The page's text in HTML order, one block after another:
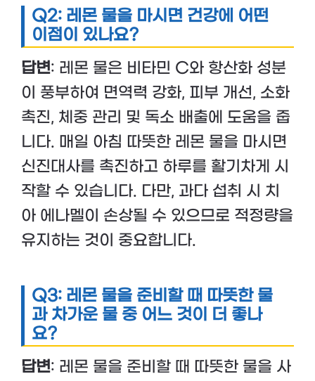
Q2: 레몬 물을 마시면 건강에 어떤
이점이 있나요?
답변: 레몬 물은 비타민 C와 항산화 성분
이 풍부하여 면역력 강화, 피부 개선, 소화
촉진, 체중 관리 및 독소 배출에 도움을 줍
니다. 매일 아침 따뜻한 레몬 물을 마시면
신진대사를 촉진하고 하루를 활기차게 시
작할 수 있습니다. 다만, 과다 섭취 시 치
아 에나멜이 손상될 수 있으므로 적정량을
유지하는 것이 중요합니다.
Q3: 레몬 물을 준비할 때 따뜻한 물
과 차가운 물 중 어느 것이 더 좋나
요?
답변: 레몬 물을 준비할 때 따뜻한 물을 사